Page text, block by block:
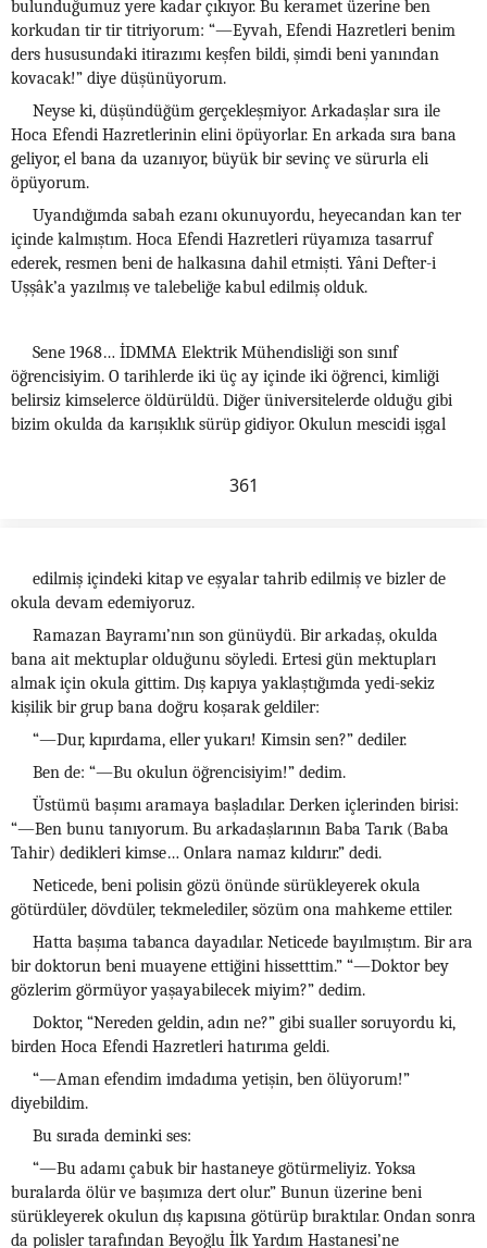
bulunduğumuz yere kadar çıkıyor. Bu keramet üzerine ben
korkudan tir tir titriyorum: “—Eyvah, Efendi Hazretleri benim
ders hususundaki itirazımı keşfen bildi, şimdi beni yanından
kovacak!” diye düşünüyorum.
Neyse ki, düşündüğüm gerçekleşmiyor. Arkadaşlar sıra ile
Hoca Efendi Hazretlerinin elini öpüyorlar. En arkada sıra bana
geliyor, el bana da uzanıyor, büyük bir sevinç ve sürurla eli
öpüyorum.
Uyandığımda sabah ezanı okunuyordu, heyecandan kan ter
içinde kalmıştım. Hoca Efendi Hazretleri rüyamıza tasarruf
ederek, resmen beni de halkasına dahil etmişti. Yâni Defter-i
Uşşâk’a yazılmış ve talebeliğe kabul edilmiş olduk.
Sene 1968… İDMMA Elektrik Mühendisliği son sınıf
öğrencisiyim. O tarihlerde iki üç ay içinde iki öğrenci, kimliği
belirsiz kimselerce öldürüldü. Diğer üniversitelerde olduğu gibi
bizim okulda da karışıklık sürüp gidiyor. Okulun mescidi işgal
361
edilmiş içindeki kitap ve eşyalar tahrib edilmiş ve bizler de
okula devam edemiyoruz.
Ramazan Bayramı’nın son günüydü. Bir arkadaş, okulda
bana ait mektuplar olduğunu söyledi. Ertesi gün mektupları
almak için okula gittim. Dış kapıya yaklaştığımda yedi-sekiz
kişilik bir grup bana doğru koşarak geldiler:
“—Dur, kıpırdama, eller yukarı! Kimsin sen?” dediler.
Ben de: “—Bu okulun öğrencisiyim!” dedim.
Üstümü başımı aramaya başladılar. Derken içlerinden birisi:
“—Ben bunu tanıyorum. Bu arkadaşlarının Baba Tarık (Baba
Tahir) dedikleri kimse… Onlara namaz kıldırır.” dedi.
Neticede, beni polisin gözü önünde sürükleyerek okula
götürdüler, dövdüler, tekmelediler, sözüm ona mahkeme ettiler.
Hatta başıma tabanca dayadılar. Neticede bayılmıştım. Bir ara
bir doktorun beni muayene ettiğini hissetttim.” “—Doktor bey
gözlerim görmüyor yaşayabilecek miyim?” dedim.
Doktor, “Nereden geldin, adın ne?” gibi sualler soruyordu ki,
birden Hoca Efendi Hazretleri hatırıma geldi.
“—Aman efendim imdadıma yetişin, ben ölüyorum!”
diyebildim.
Bu sırada deminki ses:
“—Bu adamı çabuk bir hastaneye götürmeliyiz. Yoksa
buralarda ölür ve başımıza dert olur.” Bunun üzerine beni
sürükleyerek okulun dış kapısına götürüp bıraktılar. Ondan sonra
da polisler tarafından Beyoğlu İlk Yardım Hastanesi’ne